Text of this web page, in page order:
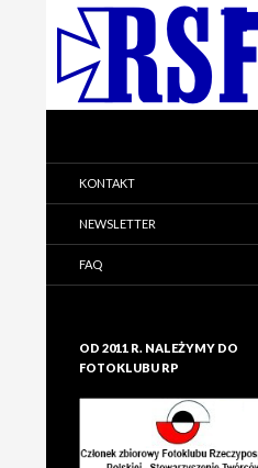
Rzeszowskie Stowarzyszenie
Fotograficzne
KONTAKT
NEWSLETTER
FAQ
OD 2011 R. NALEŻYMY DO
FOTOKLUBU RP